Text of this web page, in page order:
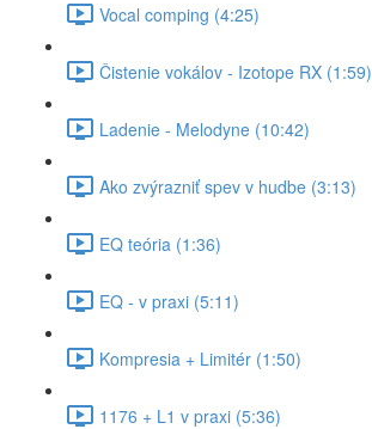
Vocal comping (4:25)
Čistenie vokálov - Izotope RX (1:59)
Ladenie - Melodyne (10:42)
Ako zvýrazniť spev v hudbe (3:13)
EQ teória (1:36)
EQ - v praxi (5:11)
Kompresia + Limitér (1:50)
1176 + L1 v praxi (5:36)